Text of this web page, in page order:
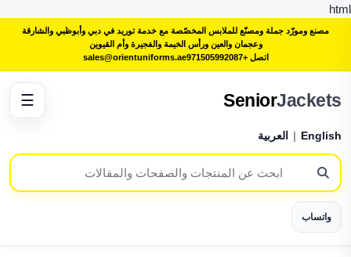
html
مصنع ومورّد جملة ومصنّع للملابس المخصّصة مع خدمة توريد في دبي وأبوظبي والشارقة
وعجمان والعين ورأس الخيمة والفجيرة وأم القيوين
اتصل +971505992087
sales@orientuniforms.ae
SeniorJackets
English
| العربية
واتساب
☰